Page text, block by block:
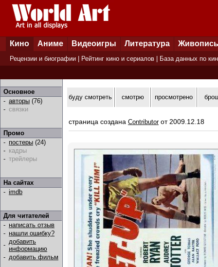
Кино Аниме Видеоигры Литература Живопись
Рецензии и биографии Рейтинг кино и сериалов База данных по
Основное
- авторы (76)
- связки
Промо
- постеры (24)
- кадры
- трейлеры
На сайтах
- imdb
Для читателей
- написать отзыв
- нашли ошибку?
- добавить
информацию
- добавить фильм
буду смотреть смотрю просмотрено
страница создана Contributorот 2009.12.18